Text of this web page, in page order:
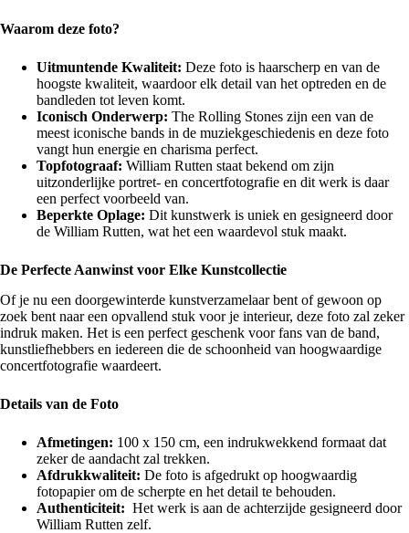
Waarom deze foto?
Uitmuntende Kwaliteit: Deze foto is haarscherp en van de
hoogste kwaliteit, waardoor elk detail van het optreden en de
bandleden tot leven komt.
Iconisch Onderwerp: The Rolling Stones zijn een van de
meest iconische bands in de muziekgeschiedenis en deze foto
vangt hun energie en charisma perfect.
Topfotograaf: William Rutten staat bekend om zijn
uitzonderlijke portret- en concertfotografie en dit werk is daar
een perfect voorbeeld van.
Beperkte Oplage: Dit kunstwerk is uniek en gesigneerd door
de William Rutten, wat het een waardevol stuk maakt.
De Perfecte Aanwinst voor Elke Kunstcollectie
Of je nu een doorgewinterde kunstverzamelaar bent of gewoon op
zoek bent naar een opvallend stuk voor je interieur, deze foto zal zeker
indruk maken. Het is een perfect geschenk voor fans van de band,
kunstliefhebbers en iedereen die de schoonheid van hoogwaardige
concertfotografie waardeert.
Details van de Foto
Afmetingen: 100 x 150 cm, een indrukwekkend formaat dat
zeker de aandacht zal trekken.
Afdrukkwaliteit: De foto is afgedrukt op hoogwaardig
fotopapier om de scherpte en het detail te behouden.
Authenticiteit: Het werk is aan de achterzijde gesigneerd door
William Rutten zelf.